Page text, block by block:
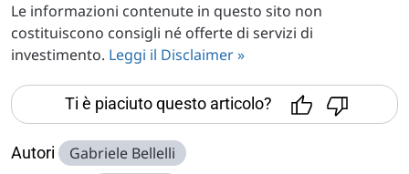
Le informazioni contenute in questo sito non
costituiscono consigli né offerte di servizi di
investimento. Leggi il Disclaimer »
Ti è piaciuto questo articolo?
Autori Gabriele Bellelli